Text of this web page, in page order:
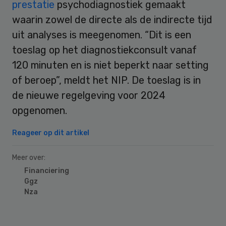
prestatie psychodiagnostiek gemaakt
waarin zowel de directe als de indirecte tijd
uit analyses is meegenomen. “Dit is een
toeslag op het diagnostiekconsult vanaf
120 minuten en is niet beperkt naar setting
of beroep”, meldt het NIP. De toeslag is in
de nieuwe regelgeving voor 2024
opgenomen.
Reageer op dit artikel
Meer over:
Financiering
Ggz
Nza